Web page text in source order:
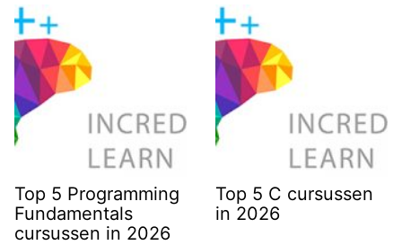
Top 5 Programming
Fundamentals
cursussen in 2026
Top 5 C cursussen
in 2026